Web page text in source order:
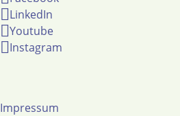
LinkedIn
Youtube
Instagram
Impressum